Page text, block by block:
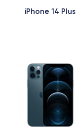
iPhone 14 Plus